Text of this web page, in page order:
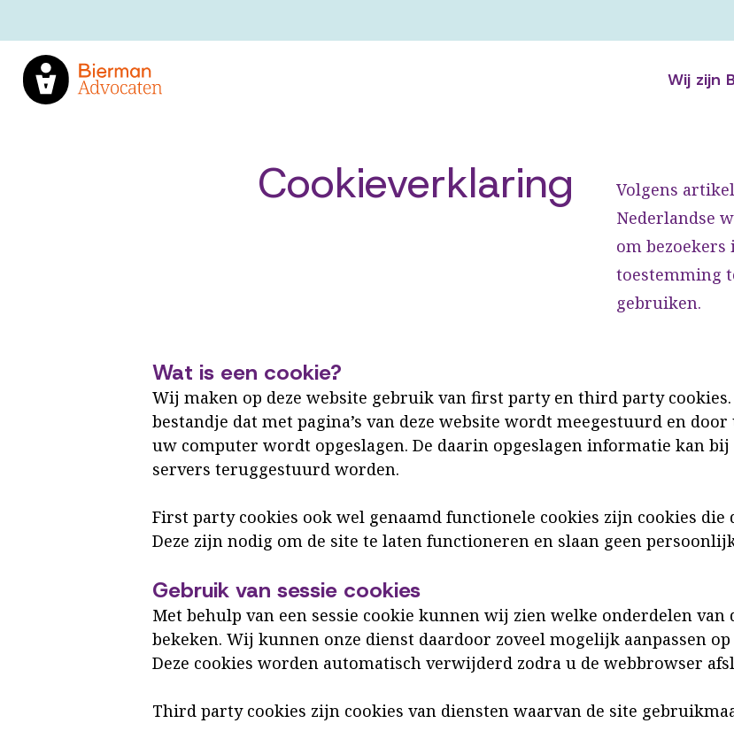
Wij zijn
Cookieverklaring
Volgens
Nederlandse
om
toestemming
gebruiken.
Wat is een cookie?
Wij maken op deze website gebruik van first party en third party
bestandje dat met pagina’s van deze website wordt meegestuurd en
uw computer wordt opgeslagen. De daarin opgeslagen informatie kan bij
servers teruggestuurd worden.
First party cookies ook wel genaamd functionele cookies zijn cookies
Deze zijn nodig om de site te laten functioneren en slaan geen
Gebruik van sessie cookies
Met behulp van een sessie cookie kunnen wij zien welke onderdelen
bekeken. Wij kunnen onze dienst daardoor zoveel mogelijk aanpassen
Deze cookies worden automatisch verwijderd zodra u de webbrowser
Third party cookies zijn cookies van diensten waarvan de site